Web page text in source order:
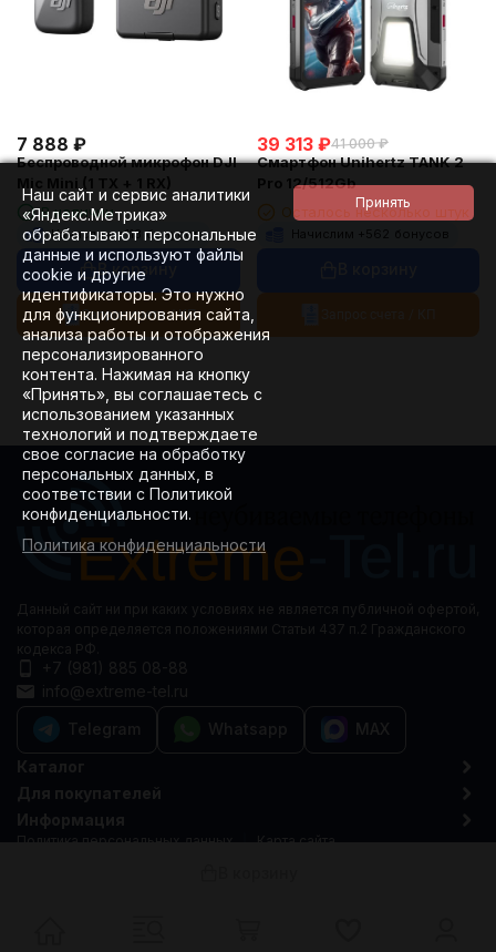
7 888 ₽
Беспроводной микрофон DJI
Mic Mini (1 TX + 1 RX)
В наличии
Начислим +113 бонусов
В корзину
Запрос счета / КП
39 313 ₽41 000 ₽
Смартфон Unihertz TANK 2
Pro 12/512Gb
Осталось несколько штук
Начислим + бонусов
Наш сайт и сервис аналитики
«Яндекс.Метрика»
обрабатывают персональные
данные и используют файлы
cookie и другие
идентификаторы. Это нужно
для функционирования сайта,
анализа работы и отображения
персонализированного
контента. Нажимая на кнопку
«Принять», вы соглашаетесь с
использованием указанных
технологий и подтверждаете
свое согласие на обработку
персональных данных, в
соответствии с Политикой
конфиденциальности.
Политика конфиденциальности